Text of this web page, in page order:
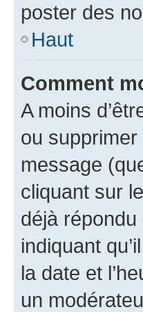
poster des
Haut
Comment
A moins
ou
message
cliquant sur
déjà
indiquant
la date et
un